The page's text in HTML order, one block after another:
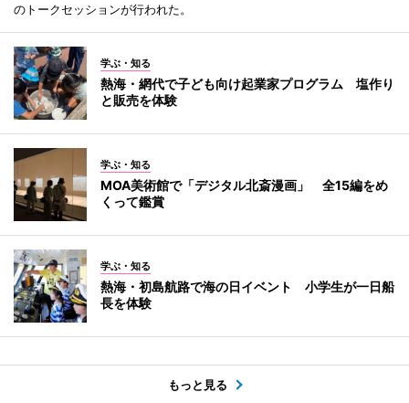
のトークセッションが行われた。
学ぶ・知る
熱海・網代で子ども向け起業家プログラム 塩作り
と販売を体験
学ぶ・知る
MOA美術館で「デジタル北斎漫画」 全15編をめ
くって鑑賞
学ぶ・知る
熱海・初島航路で海の日イベント 小学生が一日船
長を体験
もっと見る